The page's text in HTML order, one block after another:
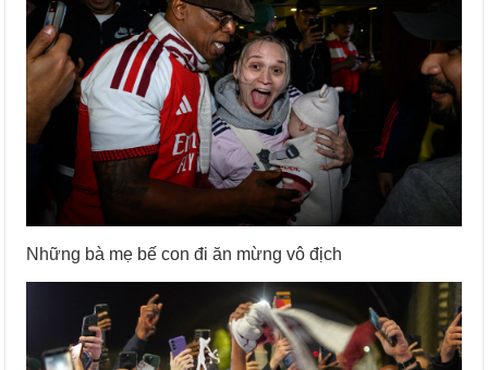
Những bà mẹ bế con đi ăn mừng vô địch